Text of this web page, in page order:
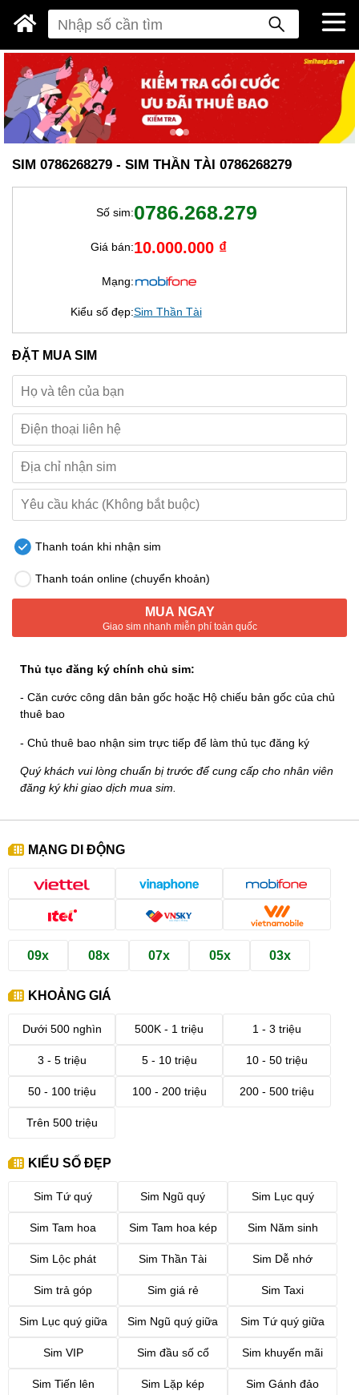
SIM 0786268279 - SIM THẦN TÀI 0786268279
Số sim:0786.268.279
Giá bán:10.000.000 ₫
Mạng:
Kiểu số đẹp:Sim Thần Tài
ĐẶT MUA SIM
Thanh toán khi nhận sim
Thanh toán online (chuyển khoản)
MUA NGAY
Giao sim nhanh miễn phí toàn quốc
Thủ tục đăng ký chính chủ sim:
- Căn cước công dân bản gốc hoặc Hộ chiếu bản gốc của chủ
thuê bao
- Chủ thuê bao nhận sim trực tiếp để làm thủ tục đăng ký
Quý khách vui lòng chuẩn bị trước để cung cấp cho nhân viên
đăng ký khi giao dịch mua sim.
MẠNG DI ĐỘNG
09x 08x 07x 05x 03x
KHOẢNG GIÁ
Dưới 500 nghìn 500K - 1 triệu 1 - 3 triệu
3 - 5 triệu 5 - 10 triệu 10 - 50 triệu
50 - 100 triệu 100 - 200 triệu 200 - 500 triệu
Trên 500 triệu
KIỂU SỐ ĐẸP
Sim Tứ quý Sim Ngũ quý Sim Lục quý
Sim Tam hoa Sim Tam hoa kép Sim Năm sinh
Sim Lộc phát Sim Thần Tài Sim Dễ nhớ
Sim trả góp Sim giá rẻ Sim Taxi
Sim Lục quý giữa Sim Ngũ quý giữa Sim Tứ quý giữa
Sim VIP Sim đầu số cổ Sim khuyến mãi
Sim Tiến lên Sim Lặp kép Sim Gánh đảo